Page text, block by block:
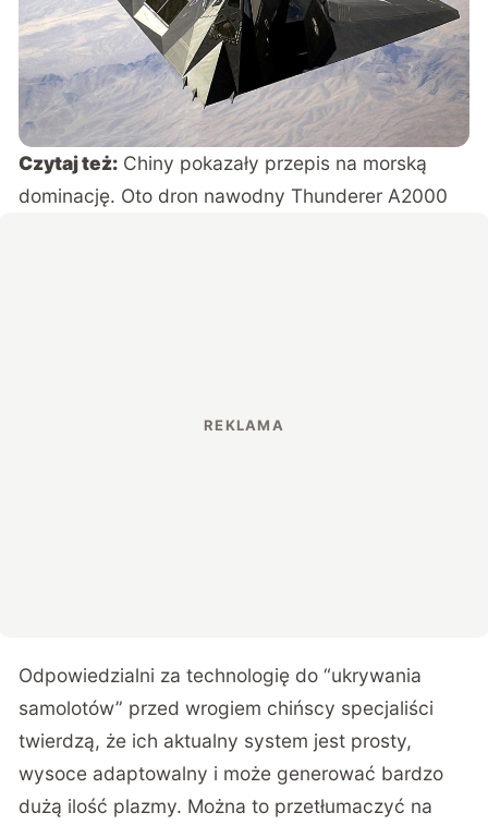
Czytaj też: Chiny pokazały przepis na morską
dominację. Oto dron nawodny Thunderer A2000
Odpowiedzialni za technologię do “ukrywania
samolotów” przed wrogiem chińscy specjaliści
twierdzą, że ich aktualny system jest prosty,
wysoce adaptowalny i może generować bardzo
dużą ilość plazmy. Można to przetłumaczyć na